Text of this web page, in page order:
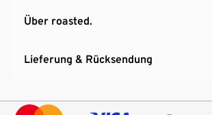
Über roasted.
Lieferung & Rücksendung